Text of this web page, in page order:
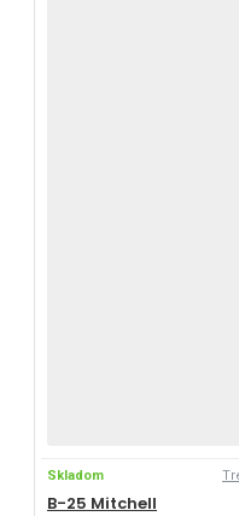
Skladom
B-25 Mitchell